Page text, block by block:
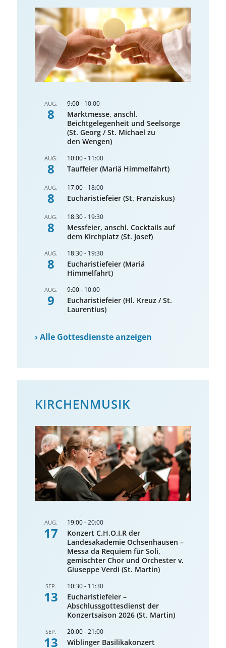
AUG.
8
9:00- 10:00
Marktmesse, anschl.
Beichtgelegenheit und Seelsorge
(St. Georg / St. Michael zu
den Wengen)
AUG.
8
10:00- 11:00
Tauffeier (Mariä Himmelfahrt)
AUG.
8
17:00- 18:00
Eucharistiefeier (St. Franziskus)
AUG.
8
18:30- 19:30
Messfeier, anschl. Cocktails auf
dem Kirchplatz (St. Josef)
AUG.
8
18:30- 19:30
Eucharistiefeier (Mariä
Himmelfahrt)
AUG.
9
9:00- 10:00
Eucharistiefeier (Hl. Kreuz / St.
Laurentius)
›Alle Gottesdienste anzeigen
KIRCHENMUSIK
AUG.
17
19:00-20:00
Konzert C.H.O.I.R der
Landesakademie Ochsenhausen –
Messa da Requiem für Soli,
gemischter Chor und Orchester v.
Giuseppe Verdi (St. Martin)
SEP.
13
10:30- 11:30
Eucharistiefeier –
Abschlussgottesdienst der
Konzertsaison 2026 (St. Martin)
SEP.
13
20:00-21:00
Wiblinger Basilikakonzert